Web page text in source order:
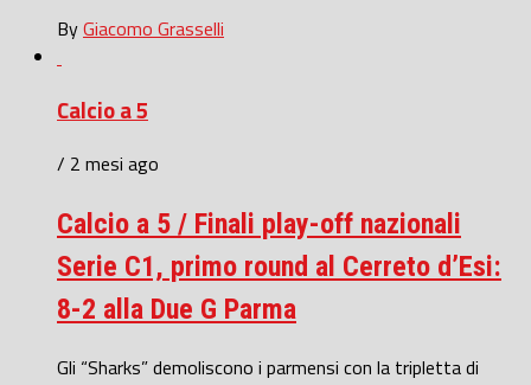
ByGiacomo Grasselli
Calcio a 5
/ 2 mesi ago
Calcio a 5 / Finali play-off nazionali
Serie C1, primo round al Cerreto d’Esi:
8-2 alla Due G Parma
Gli “Sharks” demoliscono i parmensi con la tripletta di